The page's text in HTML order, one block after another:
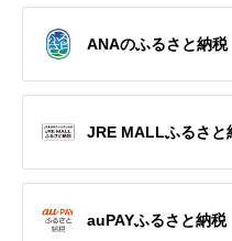
ANAのふるさと納税
JRE MALLふるさと
auPAYふるさと納税